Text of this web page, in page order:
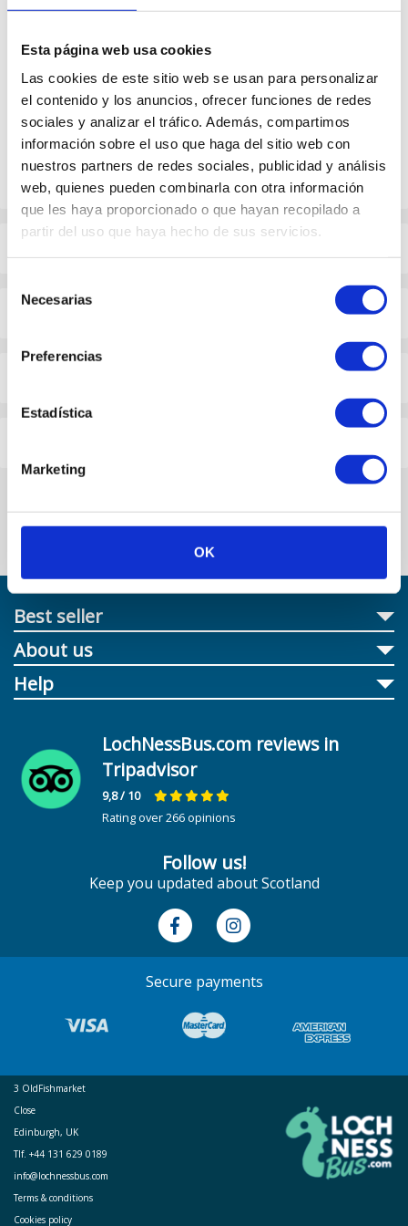
Esta página web usa cookies
Las cookies de este sitio web se usan para personalizar
el contenido y los anuncios, ofrecer funciones de redes
sociales y analizar el tráfico. Además, compartimos
información sobre el uso que haga del sitio web con
nuestros partners de redes sociales, publicidad y análisis
web, quienes pueden combinarla con otra información
que les haya proporcionado o que hayan recopilado a
partir del uso que haya hecho de sus servicios.
Necesarias
Preferencias
Estadística
Marketing
OK
alternative itinerary through Inverness and Urquhart
Castle. Thanks to this unique blend, we are the only
company that offers you a journey that includes a
stop in the stunning Glencoe Valley, a cruise on Loch
Ness from Fort Augustus, and a visit to Inverness,
the capital of the Highlands.
Best seller
About us
Help
LochNessBus.com reviews in
Tripadvisor
9,8/ 10
Rating over 266 opinions
Follow us!
Keep you updated about Scotland
Secure payments
3 OldFishmarket
Close
Edinburgh, UK
Tlf. +44 131 629 0189
info@lochnessbus.com
Terms & conditions
Cookies policy